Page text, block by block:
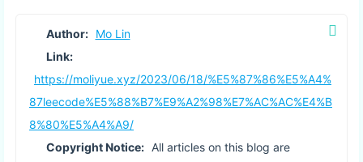
Author: Mo Lin
Link:
https://moliyue.xyz/2023/06/18/%E5%87%86%E5%A4%
87leecode%E5%88%B7%E9%A2%98%E7%AC%AC%E4%B
8%80%E5%A4%A9/
Copyright Notice: All articles on this blog are